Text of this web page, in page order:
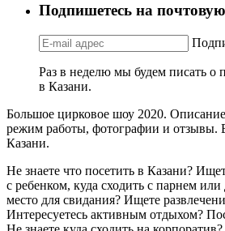
Подпишетесь на
Раз в неделю мы будем писать о
в Казани.
Большое цирковое шоу 2020.
режим работы, фотографии и отзывы.
Казани.
Не знаете что посетить в Казани?
с ребенком, куда сходить с парнем
место для свидания? Ищете
Интересуетесь активным отдыхом?